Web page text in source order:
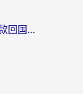
斧牛和闪疾哪个好？海外党亲测3款回国加速器，教你选到不踩坑的那一款